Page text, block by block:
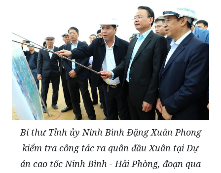
Bí thư Tỉnh ủy Ninh Bình Đặng Xuân Phong
kiểm tra công tác ra quân đầu Xuân tại Dự
án cao tốc Ninh Bình - Hải Phòng, đoạn qua